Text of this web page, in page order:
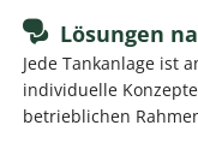
Lösungen
Jede Tankanlage ist
individuelle
betrieblichen